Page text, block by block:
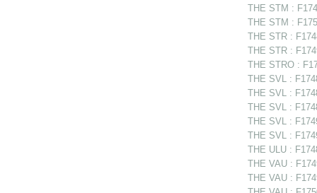
THE STM :
THE STM :
THE STR :
THE STR :
THE STRO :
THE SVL :
THE SVL :
THE SVL :
THE SVL :
THE SVL :
THE ULU :
THE VAU :
THE VAU :